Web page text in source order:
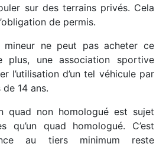
sur des terrains privés. Cela
de permis.
mineur ne peut pas acheter ce
une association sportive
l’utilisation d’un tel véhicule par
14 ans.
quad non homologué est sujet
qu’un quad homologué. C’est
au tiers minimum reste